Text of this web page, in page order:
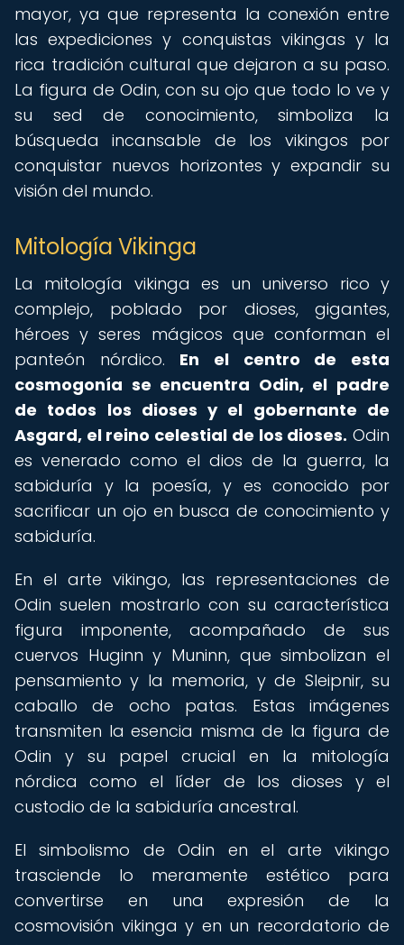
mayor, ya que representa la conexión entre
las expediciones y conquistas vikingas y la
rica tradición cultural que dejaron a su paso.
La figura de Odin, con su ojo que todo lo ve y
su sed de conocimiento, simboliza la
búsqueda incansable de los vikingos por
conquistar nuevos horizontes y expandir su
visión del mundo.
Mitología Vikinga
La mitología vikinga es un universo rico y
complejo, poblado por dioses, gigantes,
héroes y seres mágicos que conforman el
panteón nórdico. En el centro de esta
cosmogonía se encuentra Odin, el padre
de todos los dioses y el gobernante de
Asgard, el reino celestial de los dioses. Odin
es venerado como el dios de la guerra, la
sabiduría y la poesía, y es conocido por
sacrificar un ojo en busca de conocimiento y
sabiduría.
En el arte vikingo, las representaciones de
Odin suelen mostrarlo con su característica
figura imponente, acompañado de sus
cuervos Huginn y Muninn, que simbolizan el
pensamiento y la memoria, y de Sleipnir, su
caballo de ocho patas. Estas imágenes
transmiten la esencia misma de la figura de
Odin y su papel crucial en la mitología
nórdica como el líder de los dioses y el
custodio de la sabiduría ancestral.
El simbolismo de Odin en el arte vikingo
trasciende lo meramente estético para
convertirse en una expresión de la
cosmovisión vikinga y en un recordatorio de